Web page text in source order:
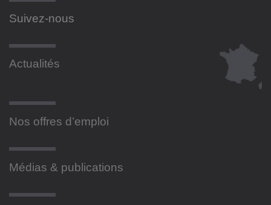
Suivez-nous
Actualités
Nos offres d’emploi
Médias & publications